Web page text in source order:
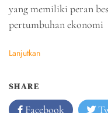
yang memiliki peran
pertumbuhan ekonomi
Lanjutkan
SHARE
Facebook